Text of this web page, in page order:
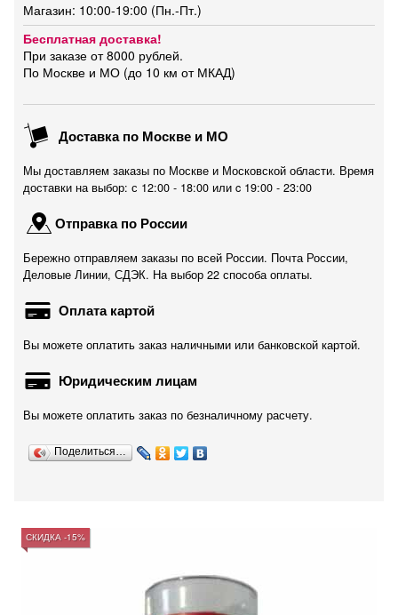
Магазин: 10:00-19:00 (Пн.-Пт.)
Бесплатная доставка!
При заказе от 8000 рублей.
По Москве и МО (до 10 км от МКАД)
Доставка по Москве и МО
Мы доставляем заказы по Москве и Московской области. Время
доставки на выбор: с 12:00 - 18:00 или c 19:00 - 23:00
Отправка по России
Бережно отправляем заказы по всей России. Почта России,
Деловые Линии, СДЭК. На выбор 22 способа оплаты.
Оплата картой
Вы можете оплатить заказ наличными или банковской картой.
Юридическим лицам
Вы можете оплатить заказ по безналичному расчету.
Поделиться…
СКИДКА -15%